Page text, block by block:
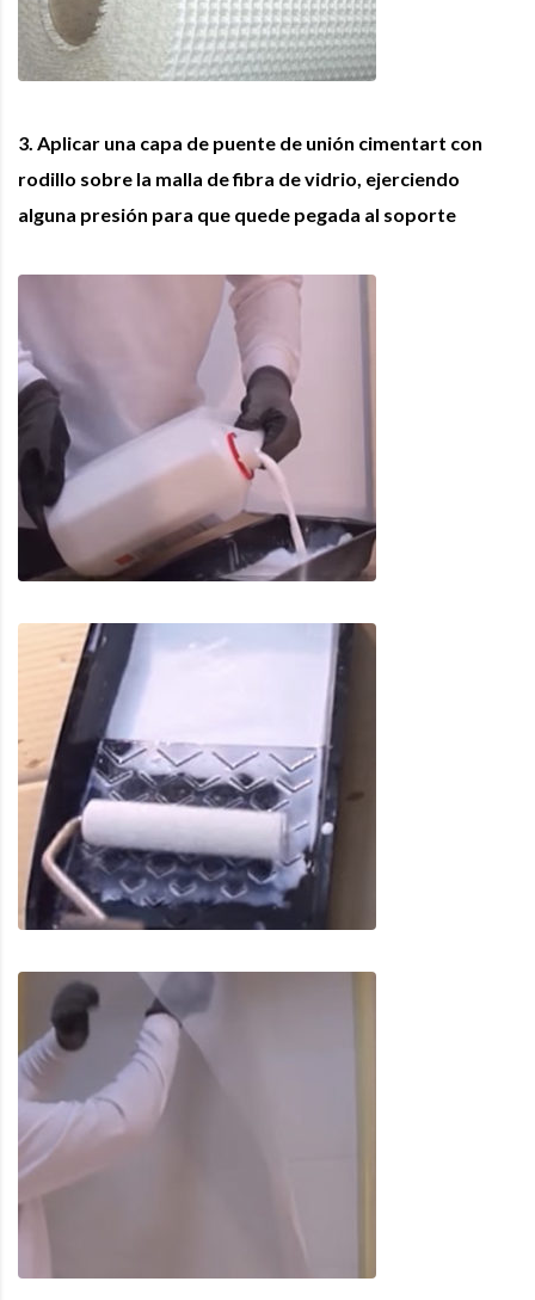
3. Aplicar una capa de puente de unión cimentart con
rodillo sobre la malla de fibra de vidrio, ejerciendo
alguna presión para que quede pegada al soporte